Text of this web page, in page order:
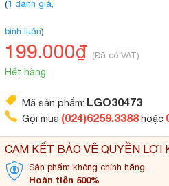
(1 đánh giá,
bình luận)
199.000₫ (Đã có VAT)
Hết hàng
CAM KẾT BẢO VỆ QUYỀN LỢI
Sản phẩm không chính hãng
Hoàn tiền 500%
Mã sản phẩm: LGO30473
Gọi mua (024)6259.3388 hoặc